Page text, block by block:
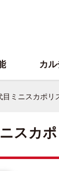
目ミニスカポリ
スカ
カ